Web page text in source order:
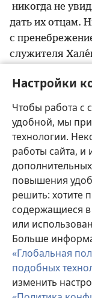
Настройки
Чтобы работа с
удобной, мы
технологии.
работы сайта, и
повышения
решить: хотите
содержащиеся
или
Больше
«Глобальная
подобных
изменить
никогда не
дать их отцам.
с
служителя
так как у него
сердца
амаликитя́не и
поверните и
к Красному
26 Затем
«До каких пор
меня? г Я
меня д . 28
‚Клянусь
сделаю! е 29
пустыне ж ,
всех от 20 лет
Никто из вас